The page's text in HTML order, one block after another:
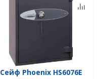
Сейф Phoenix HS6076E